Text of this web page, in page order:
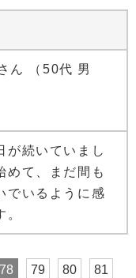
（50代 男
が続いていまし
めて、まだ間も
でいるように感
78 79 80
81